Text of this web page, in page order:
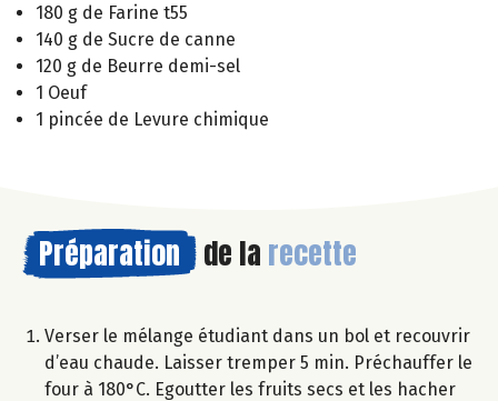
180 g de Farine t55
140 g de Sucre de canne
120 g de Beurre demi-sel
1 Oeuf
1 pincée de Levure chimique
Préparation de la recette
Verser le mélange étudiant dans un bol et recouvrir
d’eau chaude. Laisser tremper 5 min. Préchauffer le
four à 180°C. Egoutter les fruits secs et les hacher